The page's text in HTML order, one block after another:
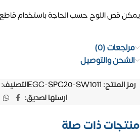
يمكن قص اللوح حسب الحاجة باستخدام
مراجعات (0)
الشحن والتوصيل
رمز المنتج: EGC-SPC20-SW1011التصنيف:
ارسلها لصديق:
منتجات ذات صلة